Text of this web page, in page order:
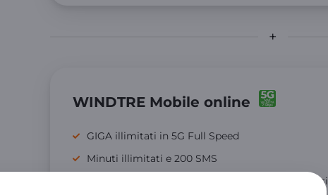
WINDTRE Mobile online
GIGA illimitati in 5G Full Speed
Minuti illimitati e 200 SMS
25 GIGA aggiuntivi in Unione Europea per 3 mesi